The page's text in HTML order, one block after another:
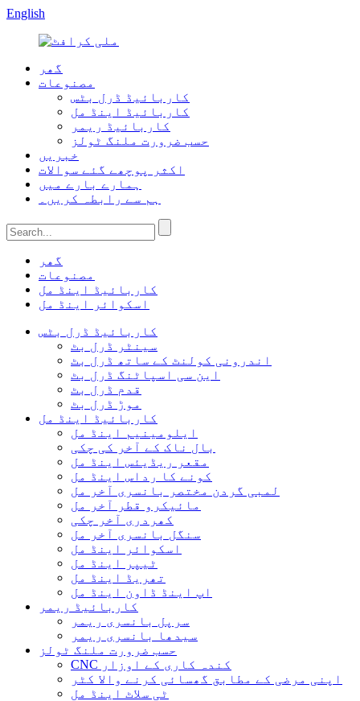
English
گھر
مصنوعات
کاربائیڈ ڈرل بٹس
کاربائیڈ اینڈ مل
کاربائیڈ ریمر
حسب ضرورت ملنگ ٹولز
خبریں
اکثر پوچھے گئے سوالات
ہمارے بارے میں
ہم سے رابطہ کریں۔
گھر
مصنوعات
کاربائیڈ اینڈ مل
اسکوائر اینڈ مل
کاربائیڈ ڈرل بٹس
سینٹر ڈرل بٹ
اندرونی کولنٹ کے ساتھ ڈرل بٹ
این سی اسپاٹنگ ڈرل بٹ
قدم ڈرل بٹ
موڑ ڈرل بٹ
کاربائیڈ اینڈ مل
ایلومینیم اینڈ مل
بال ناک کے آخر کی چکی
مقعر ریڈیئس اینڈ مل
کونے کا رداس اینڈ مل
لمبی گردن مختصر بانسری آخر مل
مائیکرو قطر آخر مل
کھردری آخر چکی
سنگل بانسری آخر مل
اسکوائر اینڈ مل
ٹیپر اینڈ مل
تھریڈ اینڈ مل
اپ اینڈ ڈاون اینڈ مل
کاربائیڈ ریمر
سرپل بانسری ریمر
سیدھا بانسری ریمر
حسب ضرورت ملنگ ٹولز
CNC کندہ کاری کے اوزار
اپنی مرضی کے مطابق گھسائی کرنے والا کٹر
ٹی سلاٹ اینڈ مل